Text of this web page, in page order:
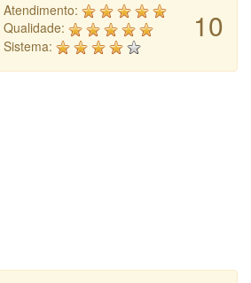
10
Atendimento:
Qualidade:
Sistema: